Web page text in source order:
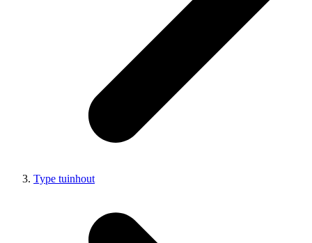
Type tuinhout